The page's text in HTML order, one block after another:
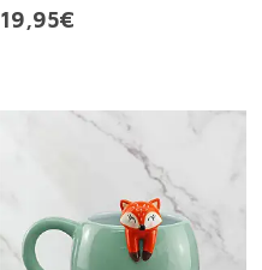
19,95€